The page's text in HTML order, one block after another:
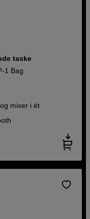
taske
1 Bag
mixer i ét